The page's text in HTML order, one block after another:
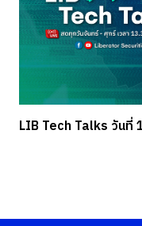
LIB Tech Talks วันที่